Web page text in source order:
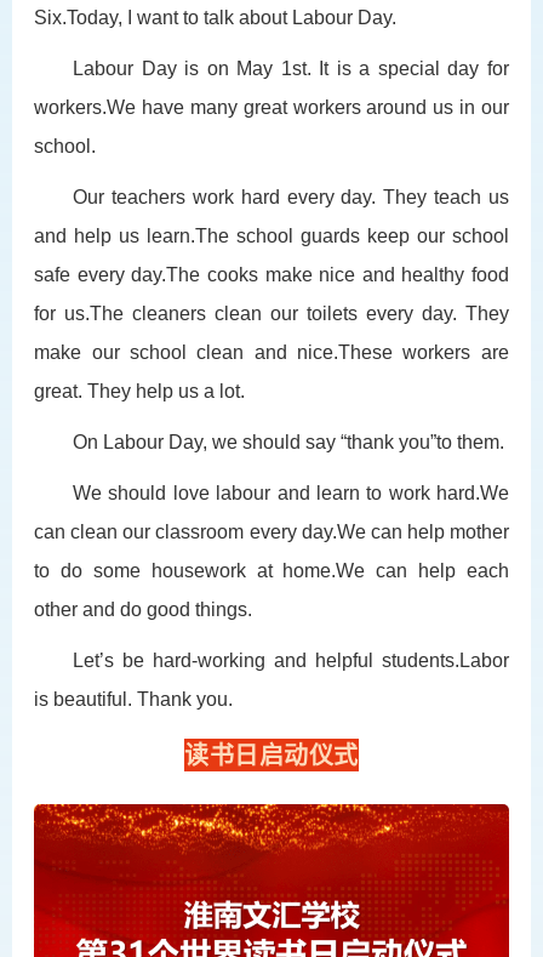
Six.Today, I want to talk about Labour Day.
Labour Day is on May 1st. It is a special day for
workers.We have many great workers around us in our
school.
Our teachers work hard every day. They teach us
and help us learn.The school guards keep our school
safe every day.The cooks make nice and healthy food
for us.The cleaners clean our toilets every day. They
make our school clean and nice.These workers are
great. They help us a lot.
On Labour Day, we should say “thank you”to them.
We should love labour and learn to work hard.We
can clean our classroom every day.We can help mother
to do some housework at home.We can help each
other and do good things.
Let’s be hard-working and helpful students.Labor
is beautiful. Thank you.
读书日启动仪式